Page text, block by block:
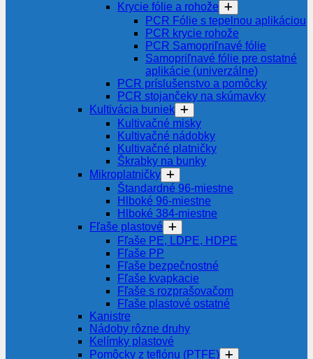
Krycie fólie a rohože
PCR Fólie s tepelnou aplikáciou
PCR krycie rohože
PCR Samopriľnavé fólie
Samopriľnavé fólie pre ostatné
aplikácie (univerzálne)
PCR príslušenstvo a pomôcky
PCR stojančeky na skúmavky
Kultivácia buniek
Kultivačné misky
Kultivačné nádobky
Kultivačné platničky
Škrabky na bunky
Mikroplatničky
Štandardné 96-miestne
Hlboké 96-miestne
Hlboké 384-miestne
Fľaše plastové
Fľaše PE, LDPE, HDPE
Fľaše PP
Fľaše bezpečnostné
Fľaše kvapkacie
Fľaše s rozprašovačom
Fľaše plastové ostatné
Kanistre
Nádoby rôzne druhy
Kelímky plastové
Pomôcky z teflónu (PTFE)